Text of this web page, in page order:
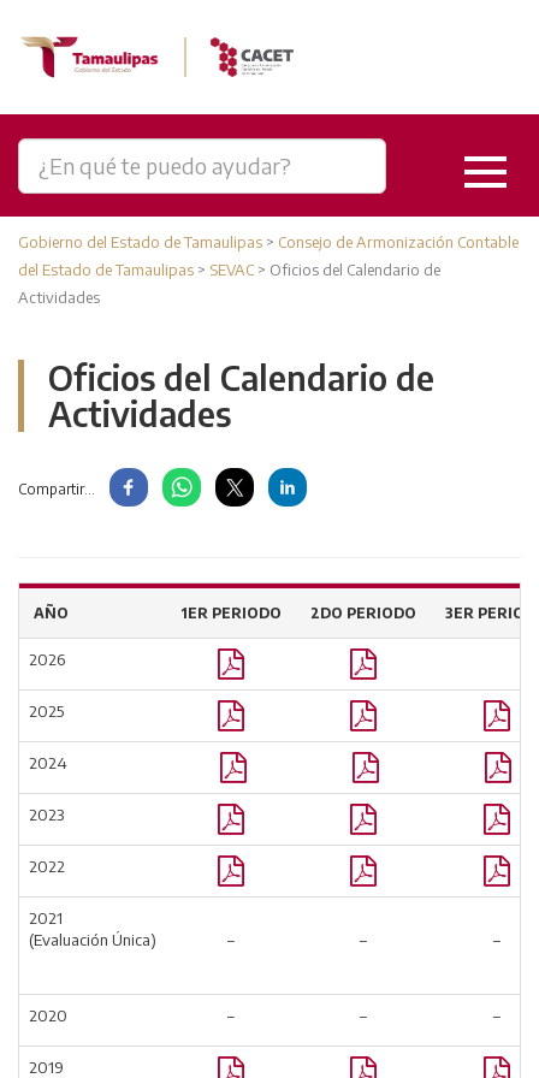
Gobierno del Estado de Tamaulipas > Consejo de Armonización Contable
del Estado de Tamaulipas > SEVAC > Oficios del Calendario de
Actividades
Oficios del Calendario de
Actividades
Compartir...
AÑO 1ER PERIODO 2DO PERIODO 3ER
2026
2025
2024
2023
2022
2021
(Evaluación Única)
– – –
2020 – – –
2019